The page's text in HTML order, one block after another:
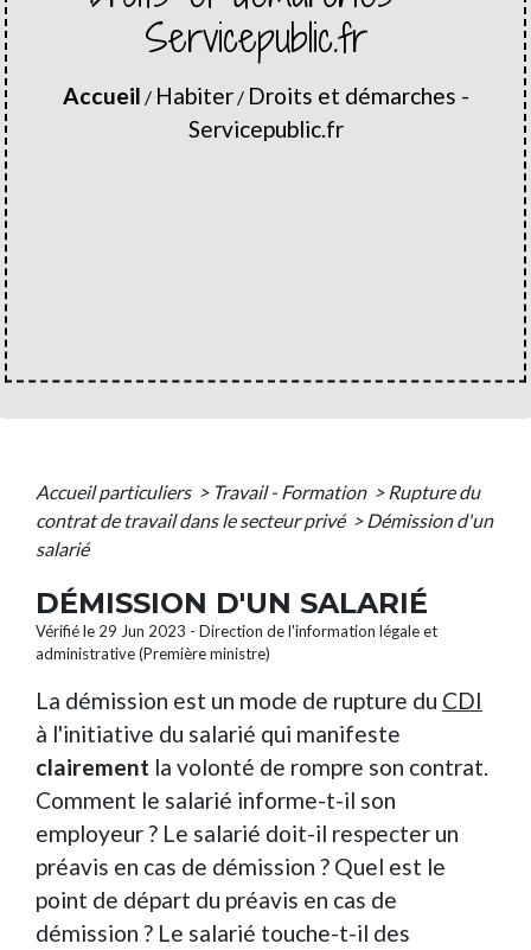
Servicepublic.fr
Accueil / Habiter/ Droits et démarches -
Servicepublic.fr
Accueil particuliers > Travail - Formation > Rupture du
contrat de travail dans le secteur privé > Démission d'un
salarié
DÉMISSION D'UN SALARIÉ
Vérifié le 29 Jun 2023 - Direction de l'information légale et
administrative (Première ministre)
La démission est un mode de rupture du CDI
à l'initiative du salarié qui manifeste
clairement la volonté de rompre son contrat.
Comment le salarié informe-t-il son
employeur ? Le salarié doit-il respecter un
préavis en cas de démission ? Quel est le
point de départ du préavis en cas de
démission ? Le salarié touche-t-il des